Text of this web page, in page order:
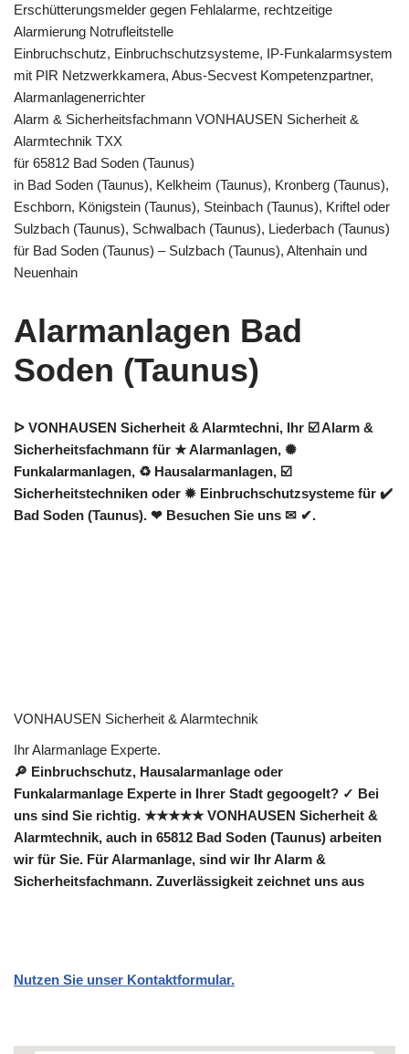
Erschütterungsmelder gegen Fehlalarme, rechtzeitige
Alarmierung Notrufleitstelle
Einbruchschutz, Einbruchschutzsysteme, IP-Funkalarmsystem
mit PIR Netzwerkkamera, Abus-Secvest Kompetenzpartner,
Alarmanlagenerrichter
Alarm & Sicherheitsfachmann VONHAUSEN Sicherheit &
Alarmtechnik TXX
für 65812 Bad Soden (Taunus)
in Bad Soden (Taunus), Kelkheim (Taunus), Kronberg (Taunus),
Eschborn, Königstein (Taunus), Steinbach (Taunus), Kriftel oder
Sulzbach (Taunus), Schwalbach (Taunus), Liederbach (Taunus)
für Bad Soden (Taunus) – Sulzbach (Taunus), Altenhain und
Neuenhain
Alarmanlagen Bad
Soden (Taunus)
ᐅ VONHAUSEN Sicherheit & Alarmtechni, Ihr ☑️ Alarm &
Sicherheitsfachmann für ★ Alarmanlagen, ✺
Funkalarmanlagen, ♻ Hausalarmanlagen, ☑️
Sicherheitstechniken oder ✹ Einbruchschutzsysteme für ✔️
Bad Soden (Taunus). ❤ Besuchen Sie uns ✉ ✔.
VONHAUSEN Sicherheit & Alarmtechnik
Ihr Alarmanlage Experte.
🔎 Einbruchschutz, Hausalarmanlage oder
Funkalarmanlage Experte in Ihrer Stadt gegoogelt? ✓ Bei
uns sind Sie richtig. ★★★★★ VONHAUSEN Sicherheit &
Alarmtechnik, auch in 65812 Bad Soden (Taunus) arbeiten
wir für Sie. Für Alarmanlage, sind wir Ihr Alarm &
Sicherheitsfachmann. Zuverlässigkeit zeichnet uns aus
Nutzen Sie unser Kontaktformular.